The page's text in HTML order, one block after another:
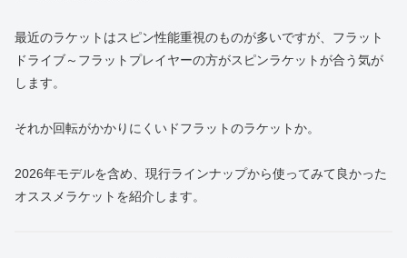
最近のラケットはスピン性能重視のものが多いですが、フラット
ドライブ～フラットプレイヤーの方がスピンラケットが合う気が
します。
それか回転がかかりにくいドフラットのラケットか。
2026年モデルを含め、現行ラインナップから使ってみて良かった
オススメラケットを紹介します。